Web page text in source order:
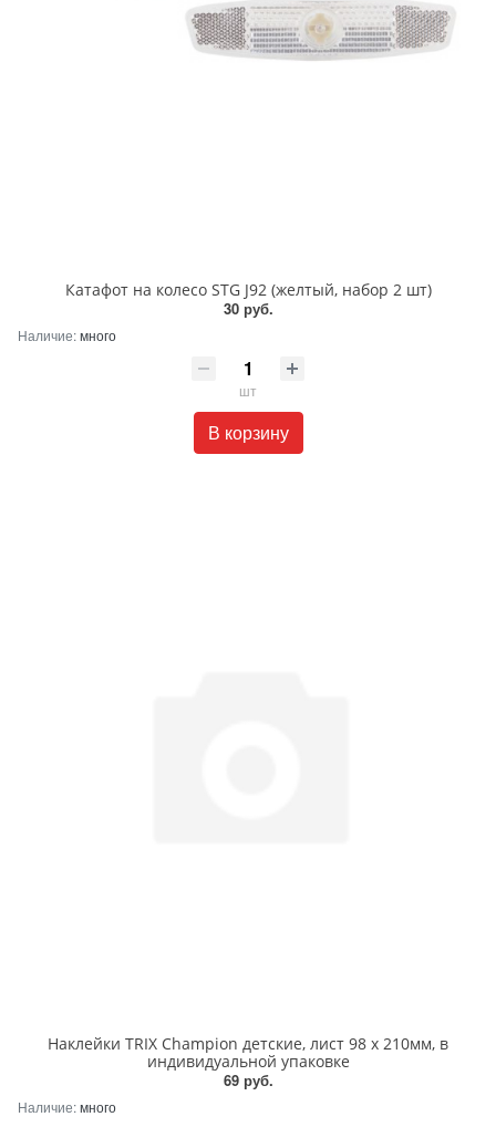
Катафот на колесо STG J92 (желтый, набор 2 шт)
30 руб.
Наличие:много
шт
В корзину
Наклейки TRIX Champion детские, лист 98 х 210мм, в
индивидуальной упаковке
69 руб.
Наличие:много